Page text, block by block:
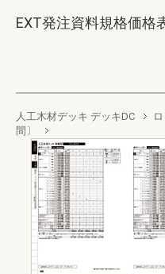
EXT発注資料規格価格
人工木材デッキ デッキDC
間〕